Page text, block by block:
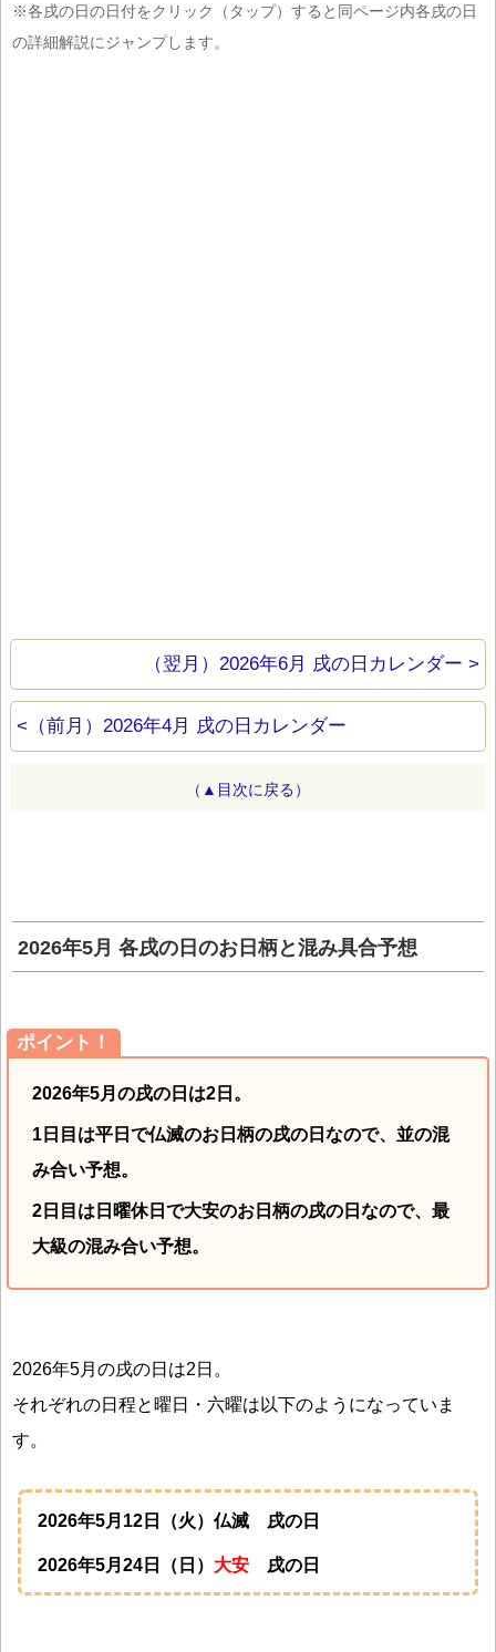
※各戌の日の日付をクリック（タップ）すると同ページ内各戌の日
の詳細解説にジャンプします。
（翌月）2026年6月 戌の日カレンダー >
<（前月）2026年4月 戌の日カレンダー
（▲目次に戻る）
2026年5月 各戌の日のお日柄と混み具合予想
ポイント！
2026年5月の戌の日は2日。
1日目 は平日で仏滅のお日柄の戌の日なので、並の混
み合い予想。
2日目は日曜休日で大安のお日柄の戌の日なので、最
大級の混み合い予想。
2026年5月の戌の日は2日。
それぞれの日程と曜日・六曜は以下のようになっていま
す。
2026年5月12日（火）仏滅 戌の日
2026年5月24日（日） 大安 戌の日